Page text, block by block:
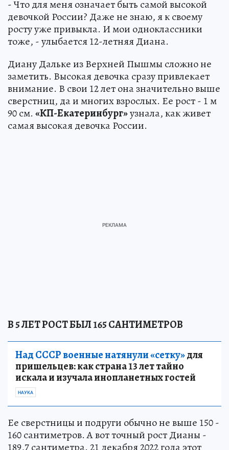
- Что для меня означает быть самой высокой
девочкой России? Даже не знаю, я к своему
росту уже привыкла. И мои одноклассники
тоже, - улыбается 12-летняя Диана.
Диану Дальке из Верхней Пышмы сложно не
заметить. Высокая девочка сразу привлекает
внимание. В свои 12 лет она значительно выше
сверстниц, да и многих взрослых. Ее рост - 1 м
90 см. «КП-Екатеринбург»узнала, как живет
самая высокая девочка России.
В 5 ЛЕТ РОСТ БЫЛ 165 САНТИМЕТРОВ
Над СССР военные натянули «сетку»для
пришельцев: как страна 13 лет тайно
искала и изучала инопланетных гостей
НАУКА
Ее сверстницы и подруги обычно не выше 150 -
160 сантиметров. А вот точный рост Дианы -
189,7 сантиметра. 21 декабря 2022 года этот